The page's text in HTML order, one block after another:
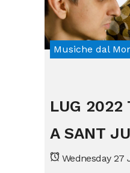
Musiche dal
LUG 2022
A SANT
Wednesday 27